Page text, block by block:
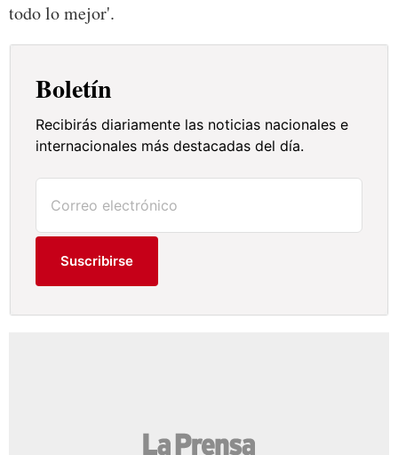
todo lo mejor'.
Boletín
Recibirás diariamente las noticias nacionales e
internacionales más destacadas del día.
Suscribirse